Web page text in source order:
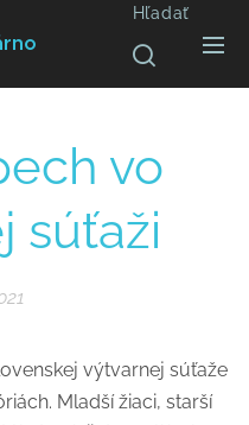
Hľadať
vo
súťaži
výtvarnej súťaže
Mladší žiaci, starší